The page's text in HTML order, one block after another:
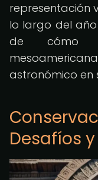
representación
lo largo del
de cómo
astronómico
Desafíos